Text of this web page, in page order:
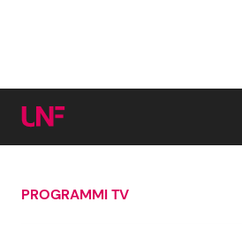
Cerca:
PROGRAMMI TV